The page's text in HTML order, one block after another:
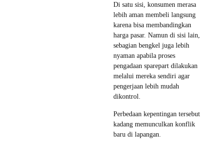
Di satu sisi, konsumen merasa
lebih aman membeli langsung
karena bisa membandingkan
harga pasar. Namun di sisi lain,
sebagian bengkel juga lebih
nyaman apabila proses
pengadaan sparepart dilakukan
melalui mereka sendiri agar
pengerjaan lebih mudah
dikontrol.
Perbedaan kepentingan tersebut
kadang memunculkan konflik
baru di lapangan.